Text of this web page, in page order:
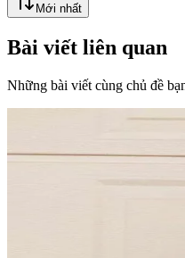
Mới nhất
Bài viết liên quan
Những bài viết cùng chủ đề